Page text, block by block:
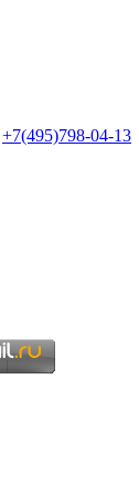
+7(495)798-04-13